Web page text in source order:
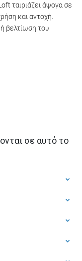
ταιριάζει άψογα σε
και αντοχή.
βελτίωση του
σε αυτό το